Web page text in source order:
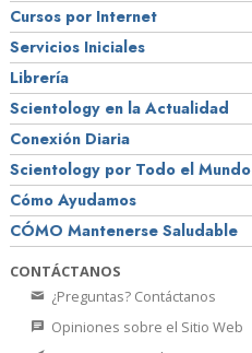
Cursos por Internet
Servicios Iniciales
Librería
Scientology en la Actualidad
Conexión Diaria
Scientology por Todo el Mundo
Cómo Ayudamos
CÓMO Mantenerse Saludable
CONTÁCTANOS
¿Preguntas? Contáctanos
Opiniones sobre el Sitio Web